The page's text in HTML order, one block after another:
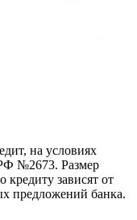
на условиях
№2673. Размер
кредиту зависят от
предложений банка.